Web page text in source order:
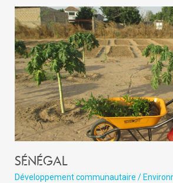
Sénégal
Développement communautaire /